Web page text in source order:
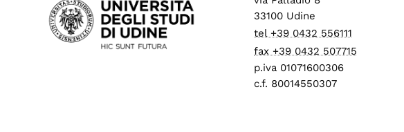
33100 Udine
tel +39 0432 556111
fax +39 0432 507715
p.iva 01071600306
c.f. 80014550307